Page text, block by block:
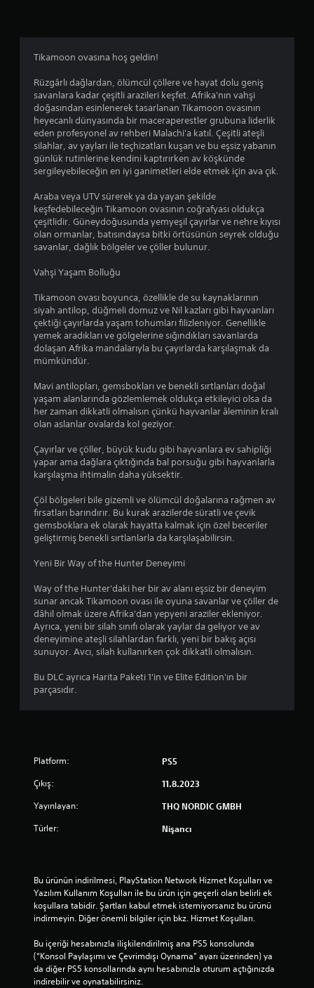
.
9
y
ı
l
ı
Tikamoon ovasına hoş geldin!
Rüzgârlı dağlardan, ölümcül çöllere ve hayat dolu geniş
savanlara kadar çeşitli arazileri keşfet. Afrika'nın vahşi
doğasından esinlenerek tasarlanan Tikamoon ovasının
heyecanlı dünyasında bir maceraperestler grubuna liderlik
eden profesyonel av rehberi Malachi'a katıl. Çeşitli ateşli
silahlar, av yayları ile teçhizatları kuşan ve bu eşsiz yabanın
günlük rutinlerine kendini kaptırırken av köşkünde
sergileyebileceğin en iyi ganimetleri elde etmek için ava çık.
Araba veya UTV sürerek ya da yayan şekilde
keşfedebileceğin Tikamoon ovasının coğrafyası oldukça
çeşitlidir. Güneydoğusunda yemyeşil çayırlar ve nehre kıyısı
olan ormanlar, batısındaysa bitki örtüsünün seyrek olduğu
savanlar, dağlık bölgeler ve çöller bulunur.
Vahşi Yaşam Bolluğu
Tikamoon ovası boyunca, özellikle de su kaynaklarının
siyah antilop, düğmeli domuz ve Nil kazları gibi hayvanları
çektiği çayırlarda yaşam tohumları filizleniyor. Genellikle
yemek aradıkları ve gölgelerine sığındıkları savanlarda
dolaşan Afrika mandalarıyla bu çayırlarda karşılaşmak da
mümkündür.
Mavi antilopları, gemsbokları ve benekli sırtlanları doğal
yaşam alanlarında gözlemlemek oldukça etkileyici olsa da
her zaman dikkatli olmalısın çünkü hayvanlar âleminin kralı
olan aslanlar ovalarda kol geziyor.
Çayırlar ve çöller, büyük kudu gibi hayvanlara ev sahipliği
yapar ama dağlara çıktığında bal porsuğu gibi hayvanlarla
karşılaşma ihtimalin daha yüksektir.
Çöl bölgeleri bile gizemli ve ölümcül doğalarına rağmen av
fırsatları barındırır. Bu kurak arazilerde süratli ve çevik
gemsboklara ek olarak hayatta kalmak için özel beceriler
geliştirmiş benekli sırtlanlarla da karşılaşabilirsin.
Yeni Bir Way of the Hunter Deneyimi
Way of the Hunter'daki her bir av alanı eşsiz bir deneyim
sunar ancak Tikamoon ovası ile oyuna savanlar ve çöller de
dâhil olmak üzere Afrika'dan yepyeni araziler ekleniyor.
Ayrıca, yeni bir silah sınıfı olarak yaylar da geliyor ve av
deneyimine ateşli silahlardan farklı, yeni bir bakış açısı
sunuyor. Avcı, silah kullanırken çok dikkatli olmalısın.
Bu DLC ayrıca Harita Paketi 1'in ve Elite Edition'ın bir
parçasıdır.
Platform: PS5
Çıkış: 11.8.2023
Yayınlayan: THQ NORDIC GMBH
Türler: Nişancı
Bu ürünün indirilmesi, PlayStation Network Hizmet Koşulları ve
Yazılım Kullanım Koşulları ile bu ürün için geçerli olan belirli ek
koşullara tabidir. Şartları kabul etmek istemiyorsanız bu ürünü
indirmeyin. Diğer önemli bilgiler için bkz. Hizmet Koşulları.
Bu içeriği hesabınızla ilişkilendirilmiş ana PS5 konsolunda
(“Konsol Paylaşımı ve Çevrimdışı Oynama” ayarı üzerinden) ya
da diğer PS5 konsollarında aynı hesabınızla oturum açtığınızda
indirebilir ve oynatabilirsiniz.